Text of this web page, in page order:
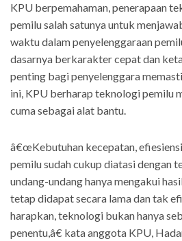
KPU berpemahaman, penerapaan
pemilu salah satunya untuk
waktu dalam penyelenggaraan
dasarnya berkarakter cepat dan
penting bagi penyelenggara
ini, KPU berharap teknologi pemilu
cuma sebagai alat bantu.
â€œKebutuhan kecepatan,
pemilu sudah cukup diatasi dengan
undang-undang hanya mengakui
tetap didapat secara lama dan tak
harapkan, teknologi bukan hanya
penentu,â€ kata anggota KPU,